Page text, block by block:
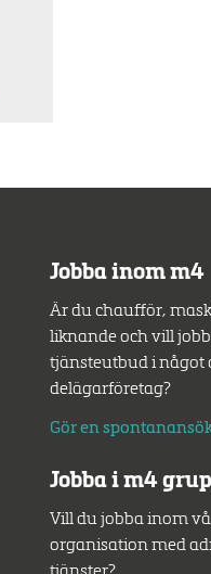
Jobba inom m4
Är du chaufför,
liknande och vill
tjänsteutbud i något
delägarföretag?
Gör en
Jobba i m4
Vill du jobba inom
organisation med